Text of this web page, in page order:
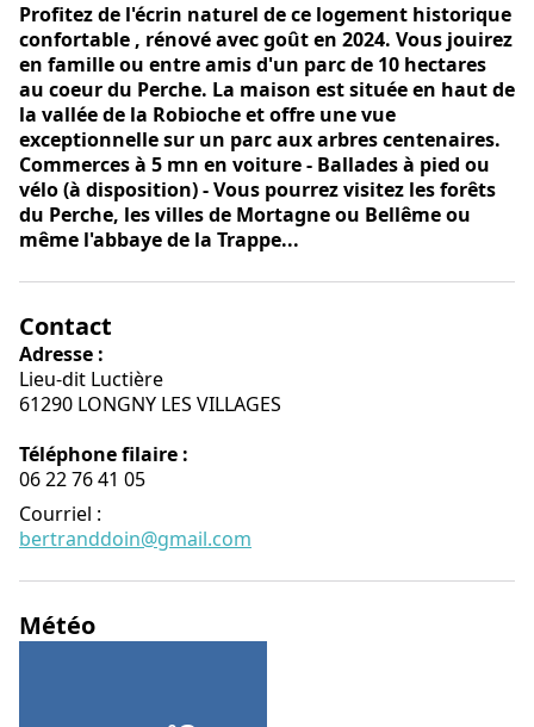
Profitez de l'écrin naturel de ce logement historique
confortable , rénové avec goût en 2024. Vous jouirez
en famille ou entre amis d'un parc de 10 hectares
au coeur du Perche. La maison est située en haut de
la vallée de la Robioche et offre une vue
exceptionnelle sur un parc aux arbres centenaires.
Commerces à 5 mn en voiture - Ballades à pied ou
vélo (à disposition) - Vous pourrez visitez les forêts
du Perche, les villes de Mortagne ou Bellême ou
même l'abbaye de la Trappe...
Contact
Adresse :
Lieu-dit Luctière
61290 LONGNY LES VILLAGES
Téléphone filaire :
06 22 76 41 05
Courriel :
bertranddoin@gmail.com
Météo